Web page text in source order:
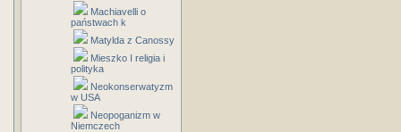
Machiavelli o
państwach k
Matylda z Canossy
Mieszko I religia i
polityka
Neokonserwatyzm
w USA
Neopoganizm w
Niemczech